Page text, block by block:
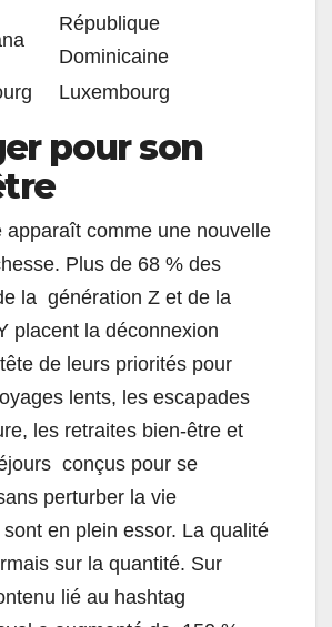
République
Dominicaine
Luxembourg
pour son
apparaît comme une nouvelle
Plus de 68 % des
la génération Z et de la
placent la déconnexion
de leurs priorités pour
lents, les escapades
les retraites bien-être et
conçus pour se
perturber la vie
en plein essor. La qualité
sur la quantité. Sur
lié au hashtag